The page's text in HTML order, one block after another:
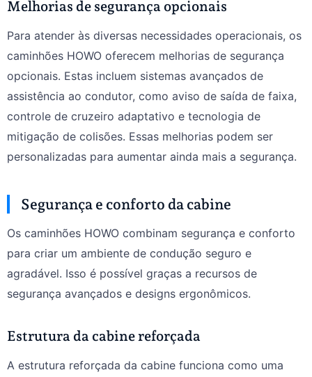
Melhorias de segurança opcionais
Para atender às diversas necessidades operacionais, os
caminhões HOWO oferecem melhorias de segurança
opcionais. Estas incluem sistemas avançados de
assistência ao condutor, como aviso de saída de faixa,
controle de cruzeiro adaptativo e tecnologia de
mitigação de colisões. Essas melhorias podem ser
personalizadas para aumentar ainda mais a segurança.
Segurança e conforto da cabine
Os caminhões HOWO combinam segurança e conforto
para criar um ambiente de condução seguro e
agradável. Isso é possível graças a recursos de
segurança avançados e designs ergonômicos.
Estrutura da cabine reforçada
A estrutura reforçada da cabine funciona como uma